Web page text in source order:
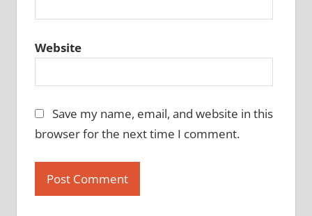
Website
Save my name, email, and website in this
browser for the next time I comment.